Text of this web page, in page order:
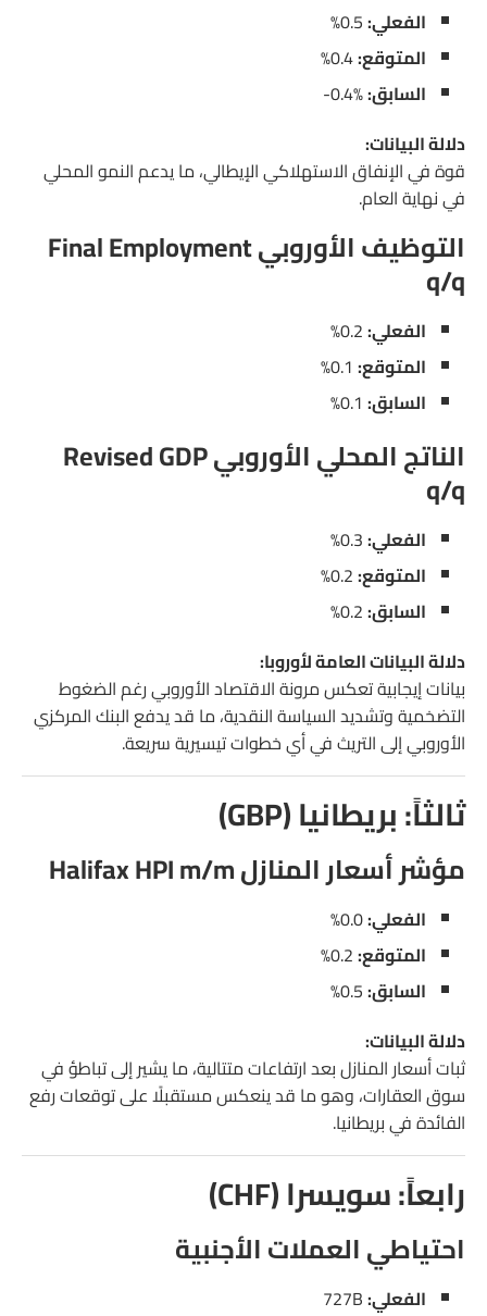
الفعلي:
المتوقع:
السابق:
دلالة البيانات:
قوة في الإنفاق الاستهلاكي الإيطالي، ما يدعم النمو المحلي
في نهاية العام.
التوظيف الأوروبي Final Employment
q/q
الفعلي:
المتوقع:
السابق:
الناتج المحلي الأوروبي Revised GDP
q/q
الفعلي:
المتوقع:
السابق:
دلالة البيانات العامة لأوروبا:
بيانات إيجابية تعكس مرونة الاقتصاد الأوروبي رغم الضغوط
التضخمية وتشديد السياسة النقدية، ما قد يدفع البنك المركزي
الأوروبي إلى التريث في أي خطوات تيسيرية سريعة.
ثالثاً: بريطانيا (GBP)
مؤشر أسعار المنازل Halifax HPI m/m
الفعلي:
المتوقع:
السابق:
دلالة البيانات:
ثبات أسعار المنازل بعد ارتفاعات متتالية، ما يشير إلى تباطؤ في
سوق العقارات، وهو ما قد ينعكس مستقبلًا على توقعات رفع
الفائدة في بريطانيا.
رابعاً: سويسرا (CHF)
احتياطي العملات الأجنبية
الفعلي: